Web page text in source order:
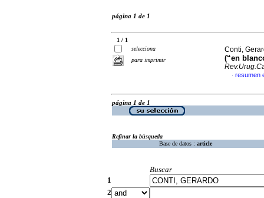
página 1 de 1
1 / 1
selecciona
para imprimir
Conti,
(“en
· resumen
página 1 de 1
Refinar la búsqueda
Base de datos : article
Buscar
1
2